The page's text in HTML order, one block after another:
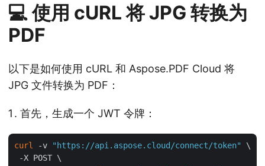
💻 使用 cURL 将 JPG 转换为
PDF
以下是如何使用 cURL 和 Aspose.PDF Cloud 将
JPG 文件转换为 PDF：
首先，生成一个 JWT 令牌：
curl -v "https://api.aspose.cloud/connect/token"
\
-X POST \